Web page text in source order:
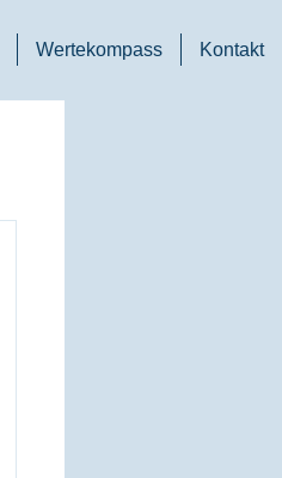
Wertekompass Kontakt